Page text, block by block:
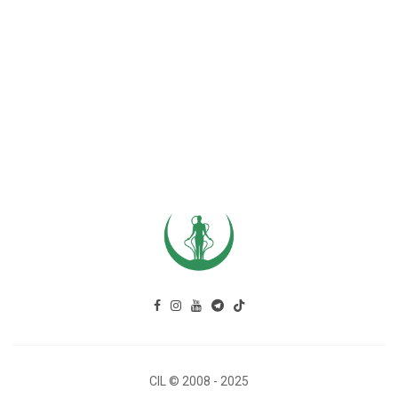
CIL © 2008 - 2025